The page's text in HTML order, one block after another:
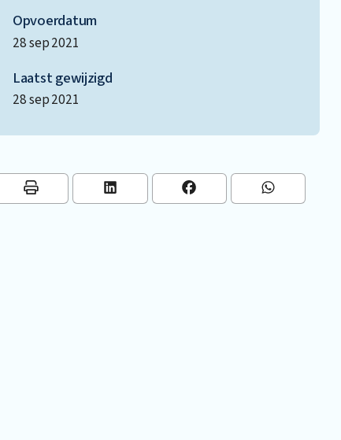
Opvoerdatum
28 sep 2021
Laatst gewijzigd
28 sep 2021